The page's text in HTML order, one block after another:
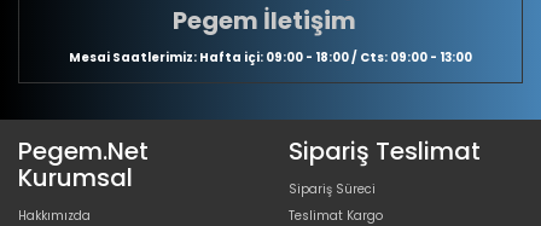
Pegem İletişim
Mesai Saatlerimiz: Hafta içi: 09:00 - 18:00 / Cts: 09:00 - 13:00
Pegem.Net
Kurumsal
Hakkımızda
Sipariş Teslimat
Sipariş Süreci
Teslimat Kargo